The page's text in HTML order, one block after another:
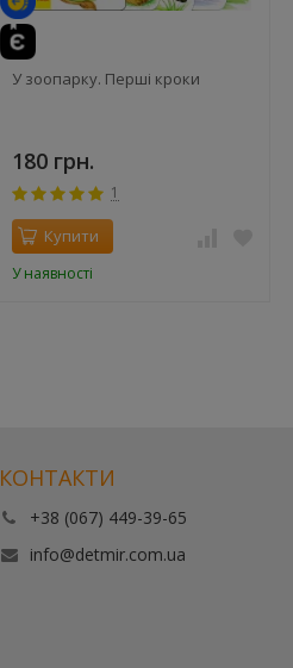
У зоопарку. Перші кроки
180 грн.
1
Купити
У наявності
КОНТАКТИ
+38 (067) 449-39-65
info@detmir.com.ua